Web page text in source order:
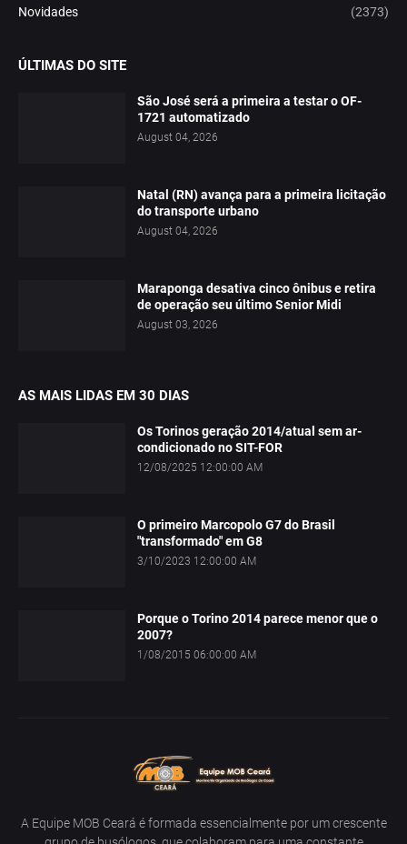
Novidades (2373)
ÚLTIMAS DO SITE
São José será a primeira a testar o OF-
1721 automatizado
August 04, 2026
Natal (RN) avança para a primeira licitação
do transporte urbano
August 04, 2026
Maraponga desativa cinco ônibus e retira
de operação seu último Senior Midi
August 03, 2026
AS MAIS LIDAS EM 30 DIAS
Os Torinos geração 2014/atual sem ar-
condicionado no SIT-FOR
12/08/2025 12:00:00 AM
O primeiro Marcopolo G7 do Brasil
"transformado" em G8
3/10/2023 12:00:00 AM
Porque o Torino 2014 parece menor que o
2007?
1/08/2015 06:00:00 AM
A Equipe MOB Ceará é formada essencialmente por um crescente